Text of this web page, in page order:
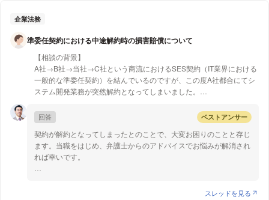
す。また、現就業規則は数年前に改訂されたのですが、全体会議で社
され、変更されたものとなっています。
来月４月施行に向けて就業規則の作成に取組んでいて、意見を述べて
も絶対に決行すると考慮してもらえない状態です。
特に②〜④に該当する職員たちは何か言っても強行されるんだろう
から、どうにもならないよねと諦めモードになっています。
【質問1】
①〜④に関して、何か対抗出来る術はないでしょうか？
このまま、会社側からの変更を受け入れなければならないのでしょう
か。
有効になると定められています。よって、ご質問の①～④に対抗
法になるかと存じます。 そして、このような不利益な変更にあ
たる例としては、賃金の引下げ、手当の廃止、労働時間の変更、年
間休日の削減、福利厚生の廃止や減額が挙げられますので、ご質問
者様の場合もこれに該当する可能性はあると考えられます。ただ
し、どのような事情があれば変更に合理性が認められるかという点
については、従業員の受ける不利益の程度、労働組合などとの交渉
の状況、変更内容の相当性、そのほかの事情といった要素を考慮し
て判断され、どの項目について変更を行うかによっても用いられる
判断基準が異なってきます。 以上の通り、不利益な変更に該当
するか、合理的な変更といえるか否かの判断は個別具体的な事情を
元になされますので、まずはお近くの専門家にご相談されることを
も集団で説明がなされている状況であり、職員の方々は諦めモード
企業法務
準委任契約における中途解約時の損害賠償について
【相談の背景】
A社→B社→当社→C社という商流におけるSES契約（IT業界における
一般的な準委任契約）を結んでいるのですが、この度A社都合にてシ
ステム開発業務が突然解約となってしまいました。
解約前の事前通知等は特になく、解除日当日に突然告知を受け翌日以
降の業務が急遽滅失し、本来得られたはずの収益を得ることができな
くなりました（代替の業務を探すとしても一定のリードタイムがかか
ります）
契約条項によることは十分承知ですが、一般的な準委任契約に基づく
回答 ベストアンサー
契約が解約となってしまったとのことで、大変お困りのことと存じ
ます。当職をはじめ、弁護士からのアドバイスでお悩みが解消され
れば幸いです。
スレッドを見る